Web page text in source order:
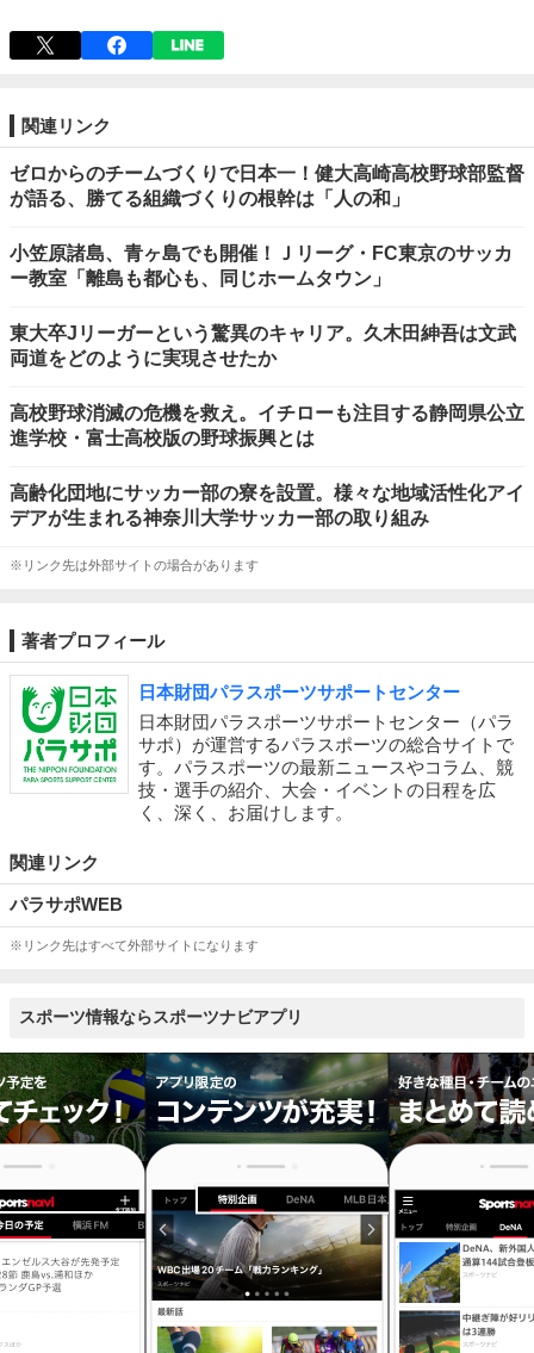
関連リンク
ゼロからのチームづくりで日本一！健大高崎高校野球部監督
が語る、勝てる組織づくりの根幹は「人の和」
小笠原諸島、青ヶ島でも開催！Ｊリーグ・FC東京のサッカ
ー教室「離島も都心も、同じホームタウン」
東大卒Jリーガーという驚異のキャリア。久木田紳吾は文武
両道をどのように実現させたか
高校野球消滅の危機を救え。イチローも注目する静岡県公立
進学校・富士高校版の野球振興とは
高齢化団地にサッカー部の寮を設置。様々な地域活性化アイ
デアが生まれる神奈川大学サッカー部の取り組み
※リンク先は外部サイトの場合があります
著者プロフィール
日本財団パラスポーツサポートセンター
日本財団パラスポーツサポートセンター（パラ
サポ）が運営するパラスポーツの総合サイトで
す。パラスポーツの最新ニュースやコラム、競
技・選手の紹介、大会・イベントの日程を広
く、深く、お届けします。
関連リンク
パラサポWEB
※リンク先はすべて外部サイトになります
スポーツ情報ならスポーツナビアプリ